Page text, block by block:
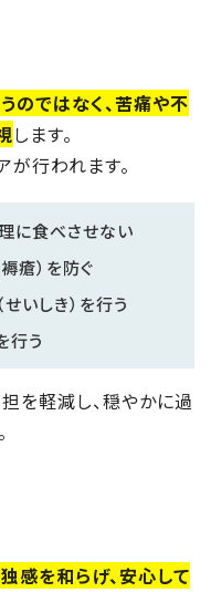
のではなく、苦痛や不
します。
行われます。
に食べさせない
瘡）を防ぐ
いしき）を行う
行う
を軽減し、穏やかに過
感を和らげ、安心して